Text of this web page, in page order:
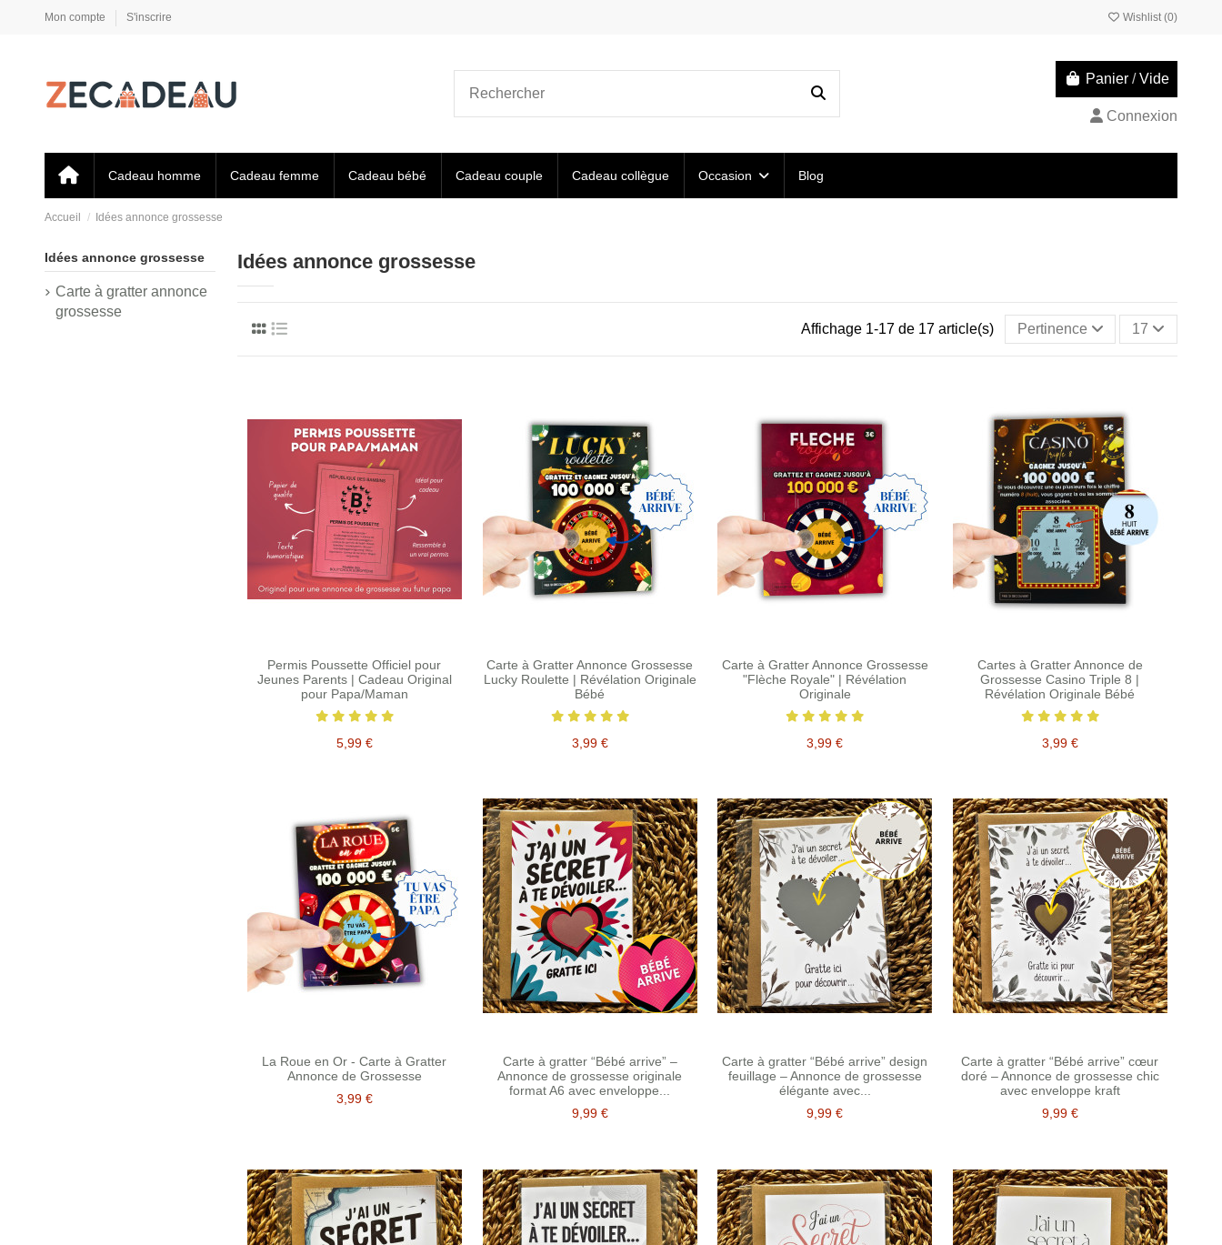
Mon compte S'inscrire Wishlist (0)
Panier /Vide
Connexion
Cadeau homme Cadeau femme Cadeau bébé Cadeau couple Cadeau collègue Occasion Blog
Accueil Idées annonce grossesse
Idées annonce grossesse
Affichage 1-17 de 17 article(s) Pertinence 17
Permis Poussette Officiel pour
Jeunes Parents | Cadeau Original
pour Papa/Maman
5,99 €
Carte à Gratter Annonce Grossesse
Lucky Roulette | Révélation Originale
Bébé
3,99 €
Carte à Gratter Annonce Grossesse
"Flèche Royale" | Révélation
Originale
3,99 €
Cartes à Gratter Annonce de
Grossesse Casino Triple 8 |
Révélation Originale Bébé
3,99 €
La Roue en Or - Carte à Gratter
Annonce de Grossesse
3,99 €
Carte à gratter “Bébé arrive” –
Annonce de grossesse originale
format A6 avec enveloppe...
9,99 €
Carte à gratter “Bébé arrive” design
feuillage – Annonce de grossesse
élégante avec...
9,99 €
Carte à gratter “Bébé arrive” cœur
doré – Annonce de grossesse chic
avec enveloppe kraft
9,99 €
Idées annonce grossesse
Carte à gratter annonce
grossesse